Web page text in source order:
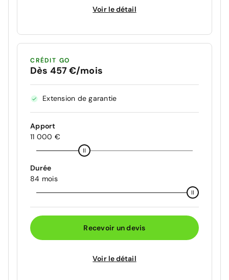
Voir le détail
CRÉDIT GO
Dès 457 €/mois
Extension de garantie
Apport
11 000 €
Durée
84 mois
Recevoir un devis
Voir le détail